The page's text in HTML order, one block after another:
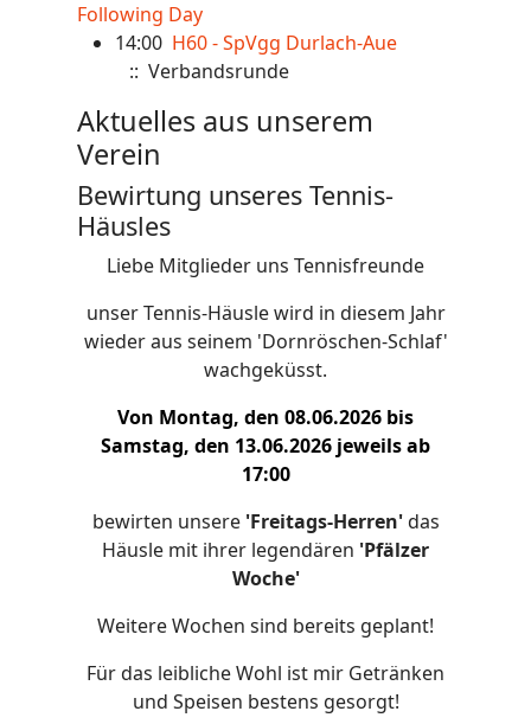
Following Day
14:00 H60 - SpVgg Durlach-Aue
:: Verbandsrunde
Aktuelles aus unserem
Verein
Bewirtung unseres Tennis-
Häusles
Liebe Mitglieder uns Tennisfreunde
unser Tennis-Häusle wird in diesem Jahr
wieder aus seinem 'Dornröschen-Schlaf'
wachgeküsst.
Von Montag, den 08.06.2026 bis
Samstag, den 13.06.2026 jeweils ab
17:00
bewirten unsere 'Freitags-Herren'das
Häusle mit ihrer legendären 'Pfälzer
Woche'
Weitere Wochen sind bereits geplant!
Für das leibliche Wohl ist mir Getränken
und Speisen bestens gesorgt!